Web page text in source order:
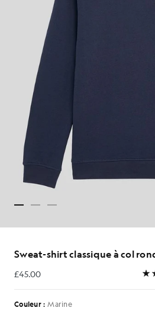
Sweat-shirt classique à col
£45.00
£45.00
Couleur : Marine